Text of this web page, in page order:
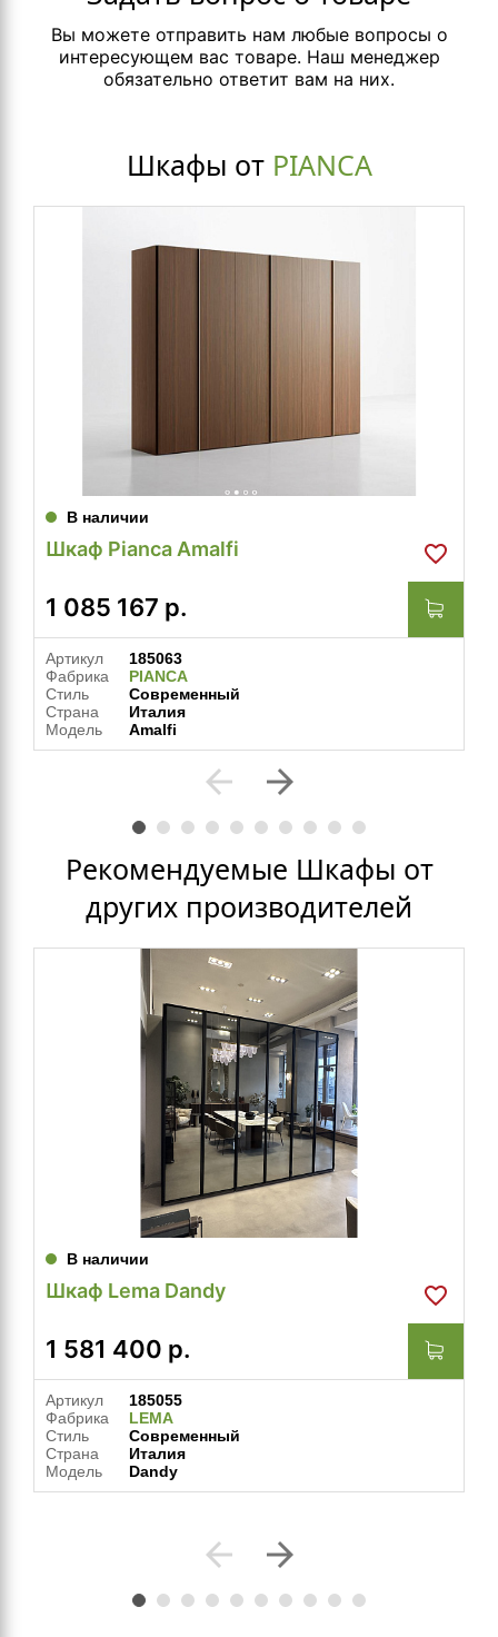
Вы можете отправить нам любые вопросы о
интересующем вас товаре. Наш менеджер
обязательно ответит вам на них.
Шкафы от PIANCA
В наличии
Шкаф Pianca Amalfi
1 085 167 р.
Артикул
185063
Фабрика
PIANCA
Стиль
Современный
Страна
Италия
Модель
Amalfi
arrow_back arrow_forward
Рекомендуемые Шкафы от
других производителей
В наличии
Шкаф Lema Dandy
1 581 400 р.
Артикул
185055
Фабрика
LEMA
Стиль
Современный
Страна
Италия
Модель
Dandy
arrow_back arrow_forward